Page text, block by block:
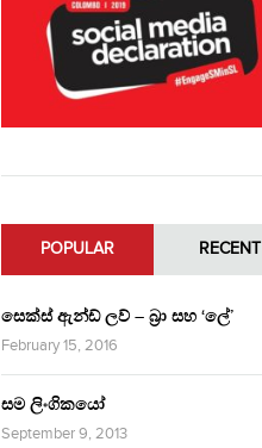
POPULAR RECENT
සෙක්ස් ඇන්ඩ් ලව් – බ්‍රා සහ ‘ලේ’
February 15, 2016
සම ලිංගිකයෝ
September 9, 2013